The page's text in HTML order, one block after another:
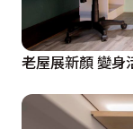
老屋展新顏 變身